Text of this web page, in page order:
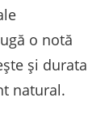
o notă
și durata
natural.